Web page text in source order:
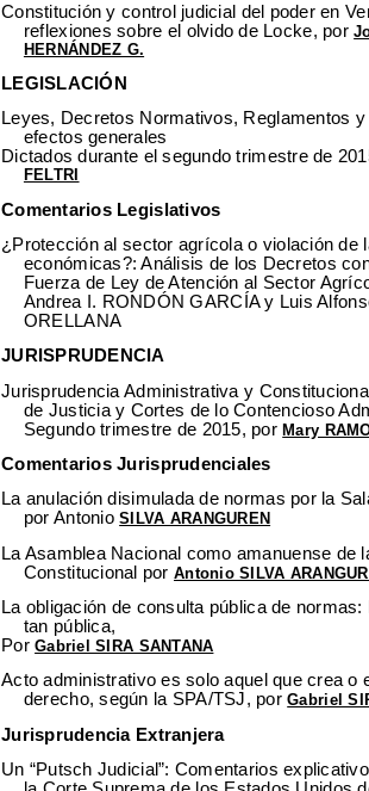
Constitución y control judicial del poder en
reflexiones sobre el olvido de Locke, por
HERNÁNDEZ G.
LEGISLACIÓN
Leyes, Decretos Normativos, Reglamentos
efectos generales
Dictados durante el segundo trimestre de
FELTRI
Comentarios Legislativos
¿Protección al sector agrícola o violación de
económicas?: Análisis de los Decretos
Fuerza de Ley de Atención al Sector
Andrea I. RONDÓN GARCÍA y Luis
ORELLANA
JURISPRUDENCIA
Jurisprudencia Administrativa y
de Justicia y Cortes de lo Contencioso
Segundo trimestre de 2015, porMary
Comentarios Jurisprudenciales
La anulación disimulada de normas por la
por AntonioSILVA ARANGUREN
La Asamblea Nacional como amanuense de
Constitucional por Antonio SILVA
La obligación de consulta pública de normas:
tan pública,
PorGabriel SIRA SANTANA
Acto administrativo es solo aquel que crea o
derecho, según la SPA/TSJ, porGabriel
Jurisprudencia Extranjera
Un “Putsch Judicial”: Comentarios